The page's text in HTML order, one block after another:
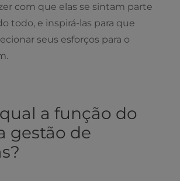
com que elas se sintam parte
todo, e inspirá-las para que
seus esforços para o
a função do
gestão de